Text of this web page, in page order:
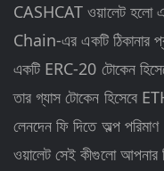
CASHCAT ওয়ালেট
Chain-এর একটি ঠিকানার
একটি ERC-20 টোকেন
তার গ্যাস টোকেন হিসেবে
লেনদেন ফি দিতে অল্প
ওয়ালেট সেই কীগুলো আপনার